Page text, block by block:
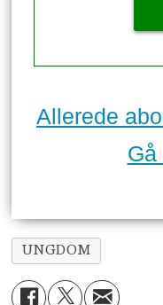
Allerede
Gå
UNGDOM